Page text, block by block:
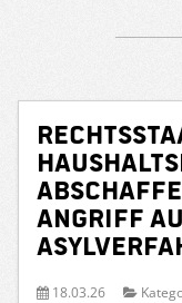
Angriff
18.03.26